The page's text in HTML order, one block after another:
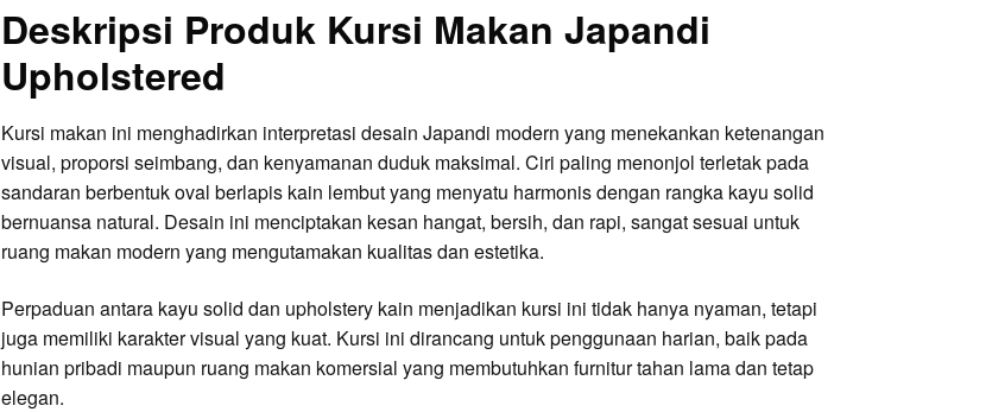
Deskripsi Produk Kursi Makan Japandi
Upholstered
Kursi makan ini menghadirkan interpretasi desain Japandi modern yang menekankan ketenangan
visual, proporsi seimbang, dan kenyamanan duduk maksimal. Ciri paling menonjol terletak pada
sandaran berbentuk oval berlapis kain lembut yang menyatu harmonis dengan rangka kayu solid
bernuansa natural. Desain ini menciptakan kesan hangat, bersih, dan rapi, sangat sesuai untuk
ruang makan modern yang mengutamakan kualitas dan estetika.
Perpaduan antara kayu solid dan upholstery kain menjadikan kursi ini tidak hanya nyaman, tetapi
juga memiliki karakter visual yang kuat. Kursi ini dirancang untuk penggunaan harian, baik pada
hunian pribadi maupun ruang makan komersial yang membutuhkan furnitur tahan lama dan tetap
elegan.